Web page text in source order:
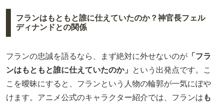
フランはもともと誰に仕えていたのか？神官長フェル
ディナンドとの関係
フランの忠誠を語るなら、まず絶対に外せないのが 「フラ
ンはもともと誰に仕えていたのか」
という出発点です。こ
こを曖昧にすると、フランという人物の輪郭が一気にぼや
けます。アニメ公式のキャラクター紹介では、フランは も